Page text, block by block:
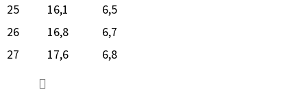
25
16,1
6,5
26
16,8
6,7
27
17,6 6,8